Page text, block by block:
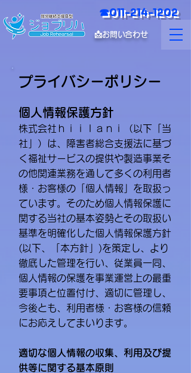
☎011-214-1202
📩お問い合わせ
プライバシーポリシー
個人情報保護方針
株式会社ｈｉｉｌａｎｉ（以下「当
社」）は、障害者総合支援法に基づ
く福祉サービスの提供や製造事業そ
の他関連業務を通して多くの利用者
様・お客様の「個人情報」を取扱っ
ています。そのため個人情報保護に
関する当社の基本姿勢とその取扱い
基準を明確化した個人情報保護方針
(以下、「本方針」)を策定し、より
徹底した管理を行い、従業員一同、
個人情報の保護を事業運営上の最重
要事項と位置付け、適切に管理し、
今後とも、利用者様・お客様の信頼
にお応えしてまいります。
適切な個人情報の収集、利用及び提
供等に関する基本原則